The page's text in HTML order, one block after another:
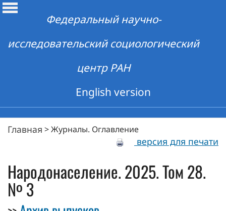
Федеральный научно-
исследовательский социологический
центр РАН
English version
Главная >Журналы. Оглавление
версия для печати
Народонаселение. 2025. Том 28.
№ 3